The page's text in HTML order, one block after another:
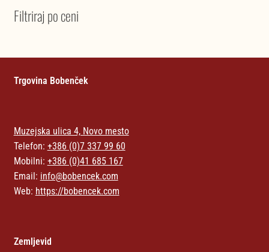
Filtriraj po ceni
Trgovina Bobenček
Muzejska ulica 4, Novo mesto
Telefon: +386 (0)7 337 99 60
Mobilni: +386 (0)41 685 167
Email: info@bobencek.com
Web: https://bobencek.com
Zemljevid